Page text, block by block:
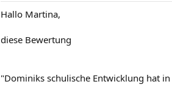
Hallo Martina,
diese Bewertung
"Dominiks schulische Entwicklung hat